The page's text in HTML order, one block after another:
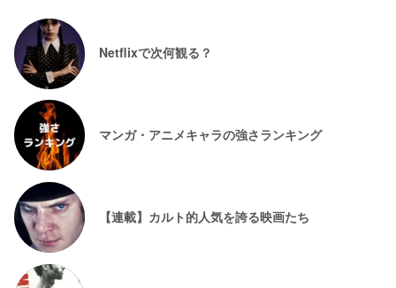
Netflixで次何観る？
マンガ・アニメキャラの強さランキング
【連載】カルト的人気を誇る映画たち